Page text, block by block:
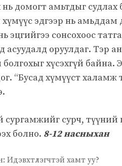
нь домогт амьтдыг судлах
эдгээр нь амьддам
эцгийгээ сонсохоос
оруулдаг. Тэр
хүсэхгүй байна.
“Бусад хүмүүст
сургамжийг сурч,
болно. 8-12 насныхан
Идэвхтлэгчтэй хамт уу?